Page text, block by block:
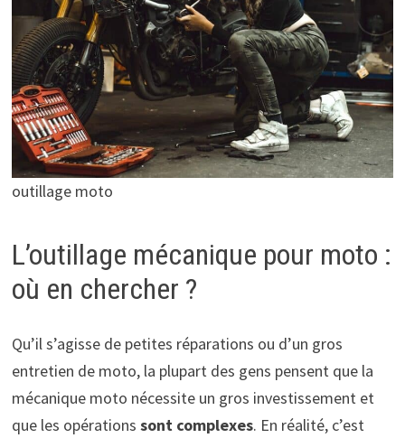
outillage moto
L’outillage mécanique pour moto :
où en chercher ?
Qu’il s’agisse de petites réparations ou d’un gros
entretien de moto, la plupart des gens pensent que la
mécanique moto nécessite un gros investissement et
que les opérations sont complexes. En réalité, c’est